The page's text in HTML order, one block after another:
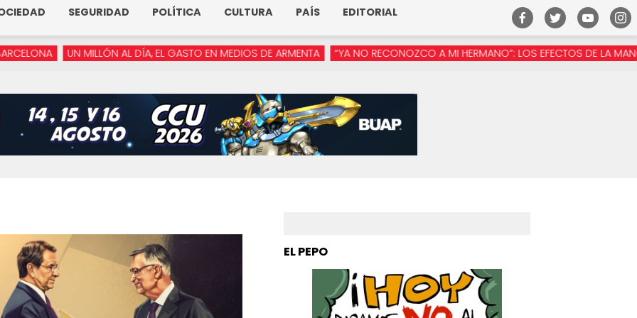
SEGURIDAD POLÍTICA CULTURA PAÍS
EDITORIAL
UN MILLÓN AL DÍA, EL GASTO EN MEDIOS DE ARMENTA “YA NO RECONOZCO A MI HERMANO”: LOS EFECTOS DE LA MANÓSFERA EN
EL PEPO